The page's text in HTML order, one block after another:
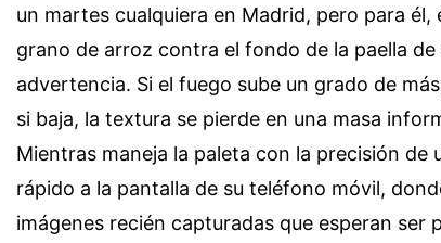
un martes cualquiera en Madrid, pero para
grano de arroz contra el fondo de la paella
advertencia. Si el fuego sube un grado de
si baja, la textura se pierde en una masa
Mientras maneja la paleta con la precisión de
rápido a la pantalla de su teléfono móvil,
imágenes recién capturadas que esperan ser